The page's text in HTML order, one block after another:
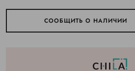
СООБЩИТЬ О НАЛИЧИИ